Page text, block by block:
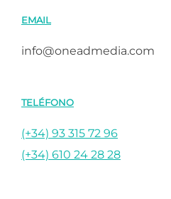
EMAIL
info@oneadmedia.com
TELÉFONO
(+34) 93 315 72 96
(+34) 610 24 28 28